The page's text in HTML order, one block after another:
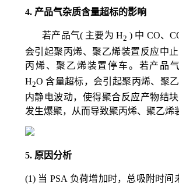
4. 产品气杂质含量超标的影响
若产品气( 主要为 H2 ) 中 CO、
会引起聚丙烯、聚乙烯装置反应中
丙烯、聚乙烯装置停车。若产品
H2O 含量超标，会引起聚丙烯、聚
内静电波动，使得聚合反应产物结
发生爆聚，从而导致聚丙烯、聚乙烯
5. 原因分析
(1) 当 PSA 负荷增加时，总吸附时间